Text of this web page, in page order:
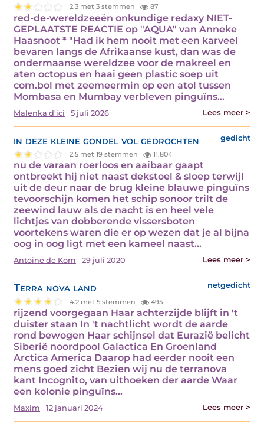
2.3 met 3 stemmen 87
red-de-wereldzeeën onkundige redaxy NIET-
GEPLAATSTE REACTIE op "AQUA" van Anneke
Haasnoot * "Had ik hem nooit met een karveel
bevaren langs de Afrikaanse kust, dan was de
ondermaanse wereldzee voor de makreel en
aten octopus en haai geen plastic soep uit
com.bol met zeemeermin op een atol tussen
Mombasa en Mumbay verbleven pinguïns…
Malenka d'ici 5 juli 2026 Lees meer >
in deze kleine gondel vol gedrochten gedicht
2.5 met 19 stemmen 11.804
nu de varaan roerloos en aaibaar gaapt
ontbreekt hij niet naast dekstoel & sloep terwijl
uit de deur naar de brug kleine blauwe pinguïns
tevoorschijn komen het schip sonoor trilt de
zeewind lauw als de nacht is en heel vele
lichtjes van dobberende vissersboten
voortekens waren die er op wezen dat je al bijna
oog in oog ligt met een kameel naast…
Antoine de Kom 29 juli 2020 Lees meer >
Terra nova land netgedicht
4.2 met 5 stemmen 495
rijzend voorgegaan Haar achterzijde blijft in 't
duister staan In 't nachtlicht wordt de aarde
rond bewogen Haar schijnsel dat Eurazië belicht
Siberië noordpool Galactica En Groenland
Arctica America Daarop had eerder nooit een
mens goed zicht Bezien wij nu de terranova
kant Incognito, van uithoeken der aarde Waar
een kolonie pinguïns…
Maxim 12 januari 2024 Lees meer >